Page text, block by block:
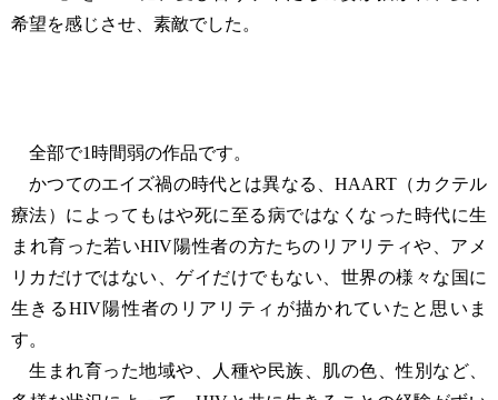
希望を感じさせ、素敵でした。
全部で1時間弱の作品です。
かつてのエイズ禍の時代とは異なる、HAART（カクテル
療法）によってもはや死に至る病ではなくなった時代に生
まれ育った若いHIV陽性者の方たちのリアリティや、アメ
リカだけではない、ゲイだけでもない、世界の様々な国に
生きるHIV陽性者のリアリティが描かれていたと思いま
す。
生まれ育った地域や、人種や民族、肌の色、性別など、